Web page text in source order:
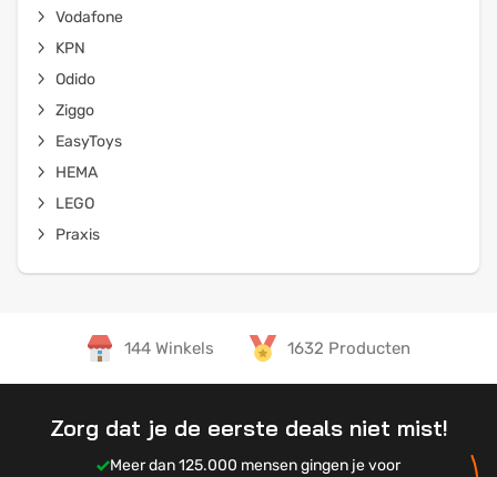
Vodafone
KPN
Odido
Ziggo
EasyToys
HEMA
LEGO
Praxis
144 Winkels 1632 Producten
Zorg dat je de eerste deals niet mist!
Meer dan 125.000 mensen gingen je voor